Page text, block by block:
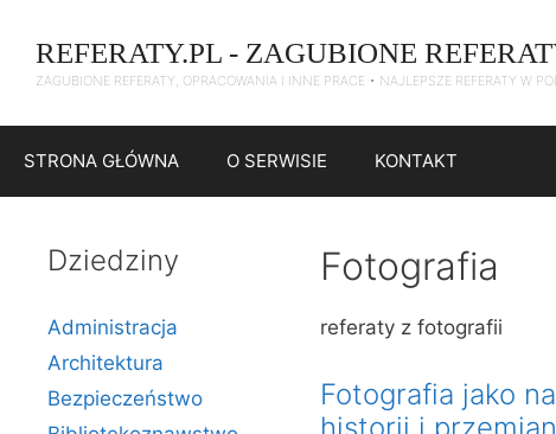
treści
REFERATY.PL - ZAGUBIONE
ZAGUBIONE REFERATY, OPRACOWANIA I INNE PRACE • NAJLEPSZE REFERATY W
STRONA GŁÓWNA O SERWISIE KONTAKT
Fotografia
referaty z fotografii
Fotografia jako
Dziedziny
Administracja
Architektura
Bezpieczeństwo